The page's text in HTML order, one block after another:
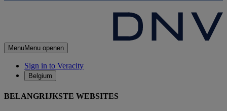
MenuMenu openen
Sign in to Veracity
Belgium
BELANGRIJKSTE WEBSITES